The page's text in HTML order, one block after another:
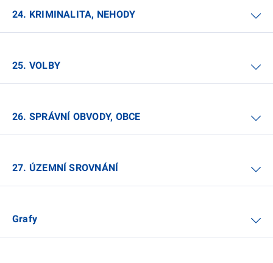
24. KRIMINALITA, NEHODY
25. VOLBY
26. SPRÁVNÍ OBVODY, OBCE
27. ÚZEMNÍ SROVNÁNÍ
Grafy